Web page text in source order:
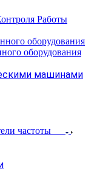
Работы
оборудования
оборудования
машинами
частоты